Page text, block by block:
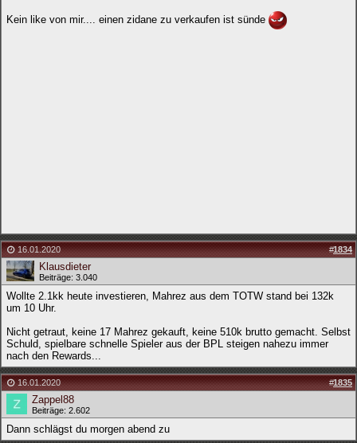
Kein like von mir.... einen zidane zu verkaufen ist sünde
16.01.2020 #1834
Klausdieter
Beiträge: 3.040
Wollte 2.1kk heute investieren, Mahrez aus dem TOTW stand bei 132k
um 10 Uhr.
Nicht getraut, keine 17 Mahrez gekauft, keine 510k brutto gemacht. Selbst
Schuld, spielbare schnelle Spieler aus der BPL steigen nahezu immer
nach den Rewards...
16.01.2020 #1835
Zappel88
Beiträge: 2.602
Dann schlägst du morgen abend zu